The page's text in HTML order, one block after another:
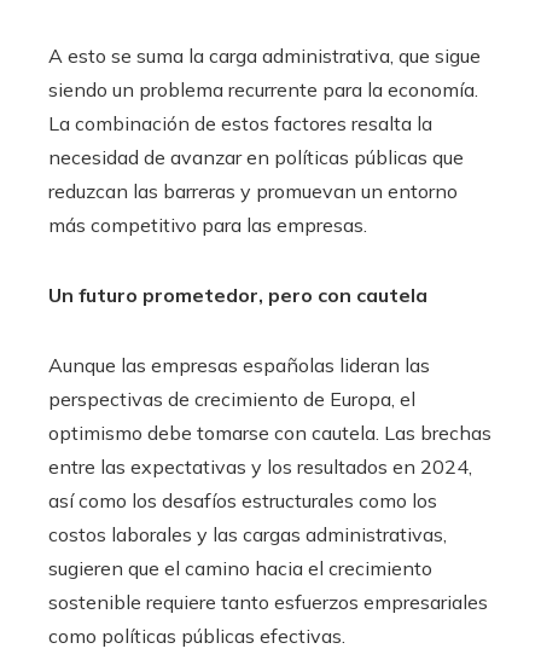
A esto se suma la carga administrativa, que sigue
siendo un problema recurrente para la economía.
La combinación de estos factores resalta la
necesidad de avanzar en políticas públicas que
reduzcan las barreras y promuevan un entorno
más competitivo para las empresas.
Un futuro prometedor, pero con cautela
Aunque las empresas españolas lideran las
perspectivas de crecimiento de Europa, el
optimismo debe tomarse con cautela. Las brechas
entre las expectativas y los resultados en 2024,
así como los desafíos estructurales como los
costos laborales y las cargas administrativas,
sugieren que el camino hacia el crecimiento
sostenible requiere tanto esfuerzos empresariales
como políticas públicas efectivas.